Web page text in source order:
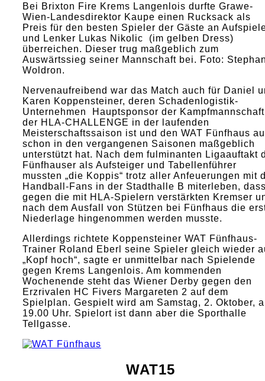
Bei Brixton Fire Krems Langenlois durfte Grawe-
Wien-Landesdirektor Kaupe einen Rucksack als
Preis für den besten Spieler der Gäste an
und Lenker Lukas Nikolic (im gelben Dress)
überreichen. Dieser trug maßgeblich zum
Auswärtssieg seiner Mannschaft bei. Foto:
Woldron.
Nervenaufreibend war das Match auch für Daniel
Karen Koppensteiner, deren Schadenlogistik-
Unternehmen Hauptsponsor der
der HLA-CHALLENGE in der laufenden
Meisterschaftssaison ist und den WAT Fünfhaus
schon in den vergangenen Saisonen maßgeblich
unterstützt hat. Nach dem fulminanten Ligaauftakt
Fünfhauser als Aufsteiger und Tabellenführer
mussten „die Koppis“ trotz aller Anfeuerungen mit
Handball-Fans in der Stadthalle B miterleben,
gegen die mit HLA-Spielern verstärkten Kremser
nach dem Ausfall von Stützen bei Fünfhaus die
Niederlage hingenommen werden musste.
Allerdings richtete Koppensteiner WAT Fünfhaus-
Trainer Roland Eberl seine Spieler gleich wieder
„Kopf hoch“, sagte er unmittelbar nach Spielende
gegen Krems Langenlois. Am kommenden
Wochenende steht das Wiener Derby gegen den
Erzrivalen HC Fivers Margareten 2 auf dem
Spielplan. Gespielt wird am Samstag, 2. Oktober,
19.00 Uhr. Spielort ist dann aber die Sporthalle
Tellgasse.
WAT15